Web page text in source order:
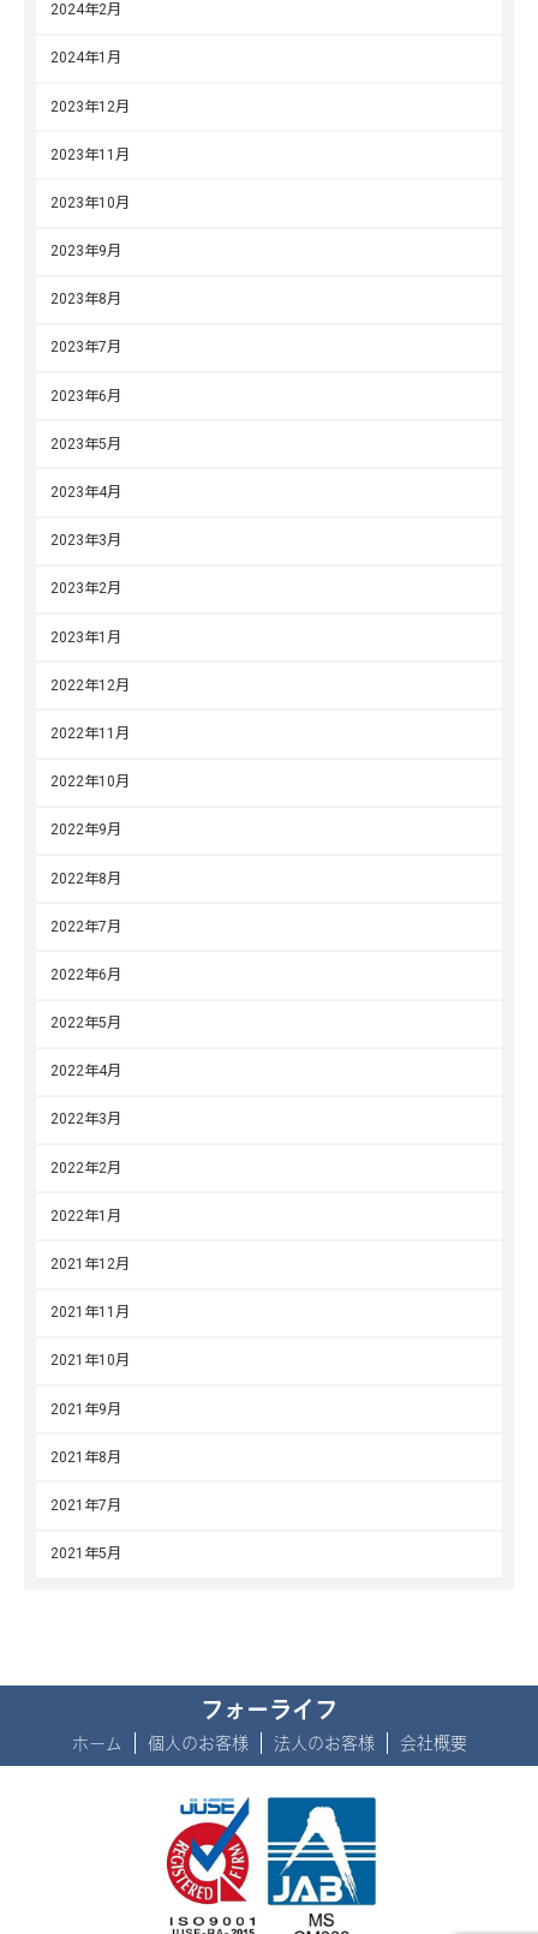
2024年2月
2024年1月
2023年12月
2023年11月
2023年10月
2023年9月
2023年8月
2023年7月
2023年6月
2023年5月
2023年4月
2023年3月
2023年2月
2023年1月
2022年12月
2022年11月
2022年10月
2022年9月
2022年8月
2022年7月
2022年6月
2022年5月
2022年4月
2022年3月
2022年2月
2022年1月
2021年12月
2021年11月
2021年10月
2021年9月
2021年8月
2021年7月
2021年5月
フォーライフ
ホーム 個人のお客様 法人のお客様 会社概要